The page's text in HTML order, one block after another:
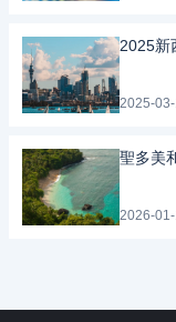
2025新
2025-
聖多美
2026-